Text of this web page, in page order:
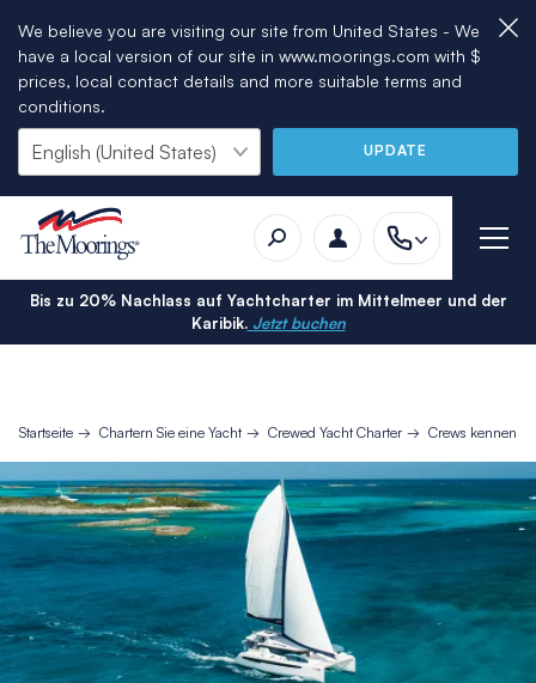
We believe you are visiting our site from United States - We
have a local version of our site in www.moorings.com with $
prices, local contact details and more suitable terms and
conditions.
UPDATE
Bis zu 20% Nachlass auf Yachtcharter im Mittelmeer und der
Karibik.Jetzt buchen
Startseite Chartern Sie eine Yacht Crewed Yacht Charter Crews